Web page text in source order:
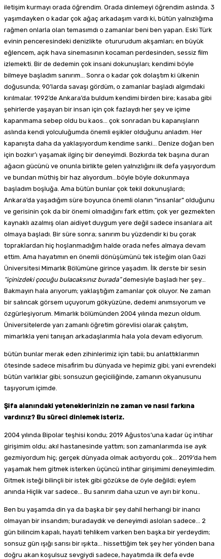
iletişim kurmayı orada öğrendim. Orada dinlemeyi öğrendim aslında. 3
yaşımdayken o kadar çok ağaç arkadaşım vardı ki, bütün yalnızlığıma
rağmen onlarla olan temasımdı o zamanlar beni ben yapan. Eski Türk
evinin penceresindeki denizlikte otururudum akşamları; en büyük
eğlencem, açık hava sinemasının kocaman perdesinden, sessiz film
izlemekti. Bir de dedemin çok insani dokunuşları; kendimi böyle
bilmeye başladım sanırım… Sonra o kadar çok dolaştım ki ülkenin
doğusunda; 90’larda savaşı gördüm, o zamanlar başladı algımdaki
kırılmalar. 1992’de Ankara’da buldum kendimi birden bire; kasaba gibi
şehirlerde yaşayan bir insan için çok fazlaydı her şey ve içime
kapanmama sebep oldu bu kaos… çok sonradan bu kapanışların
aslında kendi yolculuğumda önemli eşikler olduğunu anladım. Her
kapanışta daha da yaklaşıyordum kendime sanki… Denize doğan ben
için bozkır’ı yaşamak ilginç bir deneyimdi. Bozkırda tek başına duran
ağacın gücünü ve onunla birlikte gelen yalnızlığını ilk defa yaşıyordum
ve bundan müthiş bir haz alıyordum…böyle böyle dokunmaya
başladım boşluğa. Ama bütün bunlar çok tekil dokunuşlardı;
Ankara’da yaşadığım süre boyunca önemli olanın “insanlar” olduğunu
ve gerisinin çok da bir önemi olmadığını fark ettim; çok yer gezmekten
kaynaklı azalmış olan aidiyet duygum yere değil sadece insanlara ait
olmaya başladı. Bir süre sonra; sanırım bu yüzdendir ki bu çorak
topraklardan hiç hoşlanmadığım halde orada nefes almaya devam
ettim. Ama hayatımın en önemli dönüşümünü tek isteğim olan Gazi
Üniversitesi Mimarlık Bölümüne girince yaşadım. İlk derste bir sesin
“içinizdeki çocuğu bulacaksınız burada”demesiyle başladı her şey…
Bakmayın hala arıyorum; yaklaştığım zamanlar çok oluyor. Ne zaman
bir salıncak görsem uçuyorum gökyüzüne, dedemi anımsıyorum ve
özgürleşiyorum. Mimarlık bölümünden 2004 yılında mezun oldum.
Üniversitelerde yarı zamanlı öğretim görevlisi olarak çalıştım,
mimarlıkla yeni tanışan arkadaşlarımla hala yola devam ediyorum.
bütün bunlar merak eden zihinlerimiz için tabii; bu anlattıklarımın
ötesinde sadece misafirim bu dünyada ve hepimiz gibi; yani evrendeki
bütün varlıklar gibi; sonsuzun geçiciliğinde, zamanın okyanusunu
taşıyorum içimde.
Şifa alanındaki yeteneklerinizin ne zaman ve nasıl farkına
vardınız? Bu süreci dinlemek isteriz.
2004 yılında Bipolar teşhisi kondu; 2019 Ağustos’una kadar üç intihar
girişimim oldu; akıl hastanesinde yattım; son zamanlarımda ise ayık
gezmiyordum hiç; gerçek dünyada olmak acıtıyordu çok… 2019’da hem
yaşamak hem gitmek isterken üçüncü intihar girişimimi deneyimledim.
Gitmek isteği bilinçli bir istek gibi gözükse de öyle değildi; eylem
anında Hiçlik var sadece… Bu sanırım daha uzun ve ayrı bir konu..
Ben bu yaşamda din ya da başka bir şey dahil herhangi bir inancı
olmayan bir insandım; buradaydık ve deneyimdi aslolan sadece… 2
gün bilincim kapalı, hayati tehlikem varken ben başka bir yerdeydim;
sonsuz gün ışığı sarısı bir ışıkta… hissettiğim tek şey her yönden bana
doğru akan koşulsuz sevgiydi sadece, hayatımda ilk defa evde